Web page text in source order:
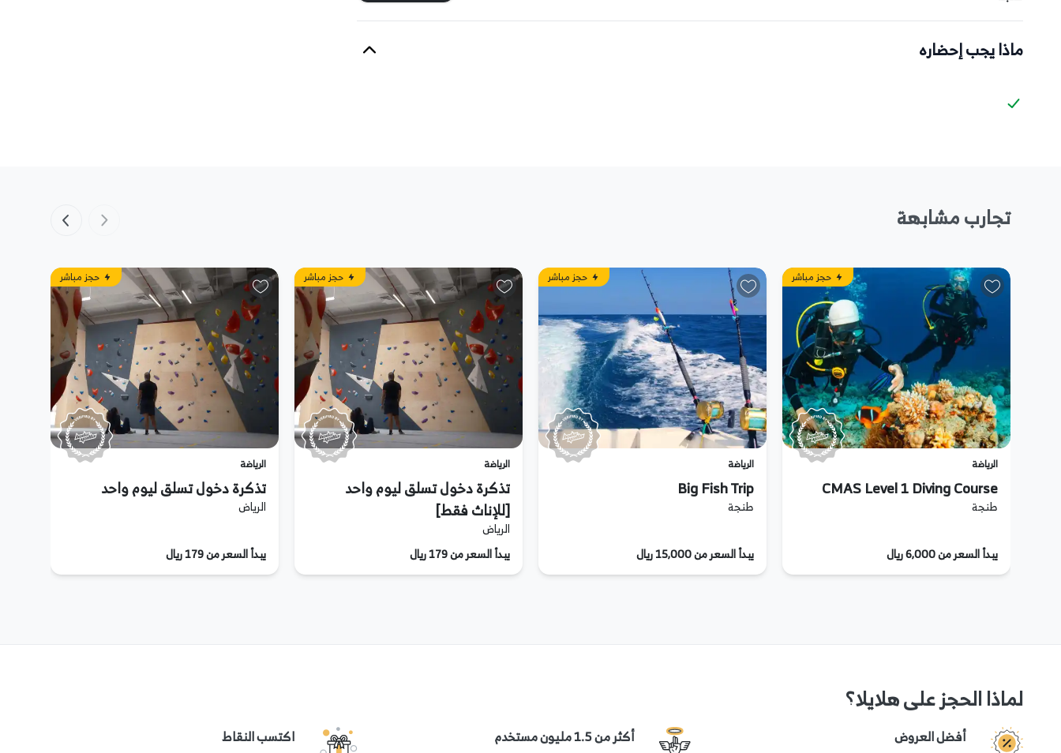
ماذا يجب إحضاره
تجارب مشابهة
حجز مباشر
الرياضة
CMAS Level 1 Diving Course
طنجة
يبدأ السعر من 6,000 ريال
حجز مباشر
الرياضة
Big Fish Trip
طنجة
يبدأ السعر من 15,000 ريال
حجز مباشر
الرياضة
تذكرة دخول تسلق ليوم واحد
[للإناث فقط]
الرياض
يبدأ السعر من 179 ريال
حجز مباشر
الرياضة
تذكرة دخول تسلق ليوم واحد
الرياض
يبدأ السعر من 179 ريال
لماذا الحجز على هلايلا؟
أفضل العروض
أكثر من 1.5 مليون مستخدم
اكتسب النقاط